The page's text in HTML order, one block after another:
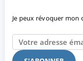
Je peux révoquer